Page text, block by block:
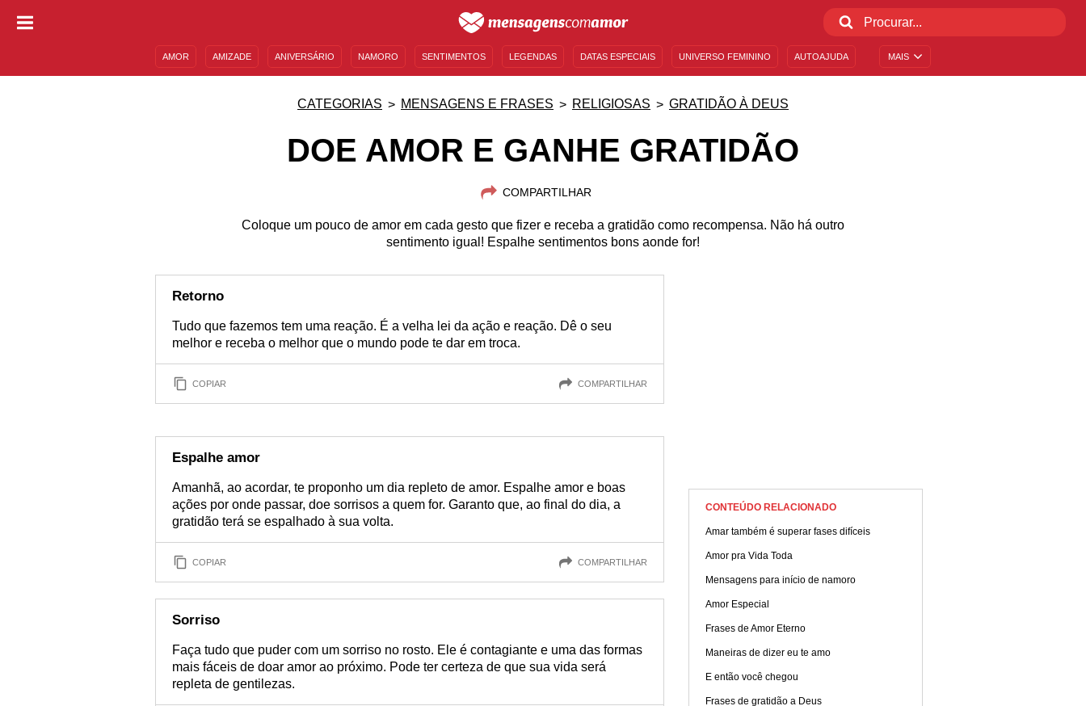
MAIS
AMOR AMIZADE ANIVERSÁRIO NAMORO SENTIMENTOS LEGENDAS DATAS ESPECIAIS UNIVERSO FEMININO AUTOAJUDA
CATEGORIAS MENSAGENS E FRASES RELIGIOSAS GRATIDÃO À DEUS
DOE AMOR E GANHE GRATIDÃO
COMPARTILHAR
Coloque um pouco de amor em cada gesto que fizer e receba a gratidão como recompensa. Não há outro
sentimento igual! Espalhe sentimentos bons aonde for!
Retorno
Tudo que fazemos tem uma reação. É a velha lei da ação e reação. Dê o seu
melhor e receba o melhor que o mundo pode te dar em troca.
COPIAR COMPARTILHAR
Espalhe amor
Amanhã, ao acordar, te proponho um dia repleto de amor. Espalhe amor e boas
ações por onde passar, doe sorrisos a quem for. Garanto que, ao final do dia, a
gratidão terá se espalhado à sua volta.
COPIAR COMPARTILHAR
Sorriso
Faça tudo que puder com um sorriso no rosto. Ele é contagiante e uma das formas
mais fáceis de doar amor ao próximo. Pode ter certeza de que sua vida será
repleta de gentilezas.
CONTEÚDO RELACIONADO
Amar também é superar fases difíceis
Amor pra Vida Toda
Mensagens para início de namoro
Amor Especial
Frases de Amor Eterno
Maneiras de dizer eu te amo
E então você chegou
Frases de gratidão a Deus